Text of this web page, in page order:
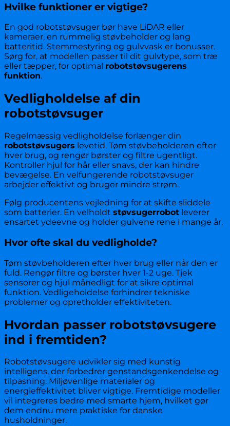
Hvilke funktioner er vigtige?
En god robotstøvsuger bør have LiDAR eller
kameraer, en rummelig støvbeholder og lang
batteritid. Stemmestyring og gulvvask er bonusser.
Sørg for, at modellen passer til dit gulvtype, som træ
eller tæpper, for optimal robotstøvsugerens
funktion.
Vedligholdelse af din
robotstøvsuger
Regelmæssig vedligholdelse forlænger din
robotstøvsugers levetid. Tøm støvbeholderen efter
hver brug, og rengør børster og filtre ugentligt.
Kontroller hjul for hår eller snavs, der kan hindre
bevægelse. En velfungerende robotstøvsuger
arbejder effektivt og bruger mindre strøm.
Følg producentens vejledning for at skifte sliddele
som batterier. En velholdt støvsugerrobot leverer
ensartet ydeevne og holder gulvene rene i mange år.
Hvor ofte skal du vedligholde?
Tøm støvbeholderen efter hver brug eller når den er
fuld. Rengør filtre og børster hver 1-2 uge. Tjek
sensorer og hjul månedligt for at sikre optimal
funktion. Vedligeholdelse forhindrer tekniske
problemer og opretholder effektiviteten.
Hvordan passer robotstøvsugere
ind i fremtiden?
Robotstøvsugere udvikler sig med kunstig
intelligens, der forbedrer genstandsgenkendelse og
tilpasning. Miljøvenlige materialer og
energieffektivitet bliver vigtige. Fremtidige modeller
vil integreres bedre med smarte hjem, hvilket gør
dem endnu mere praktiske for danske
husholdninger.